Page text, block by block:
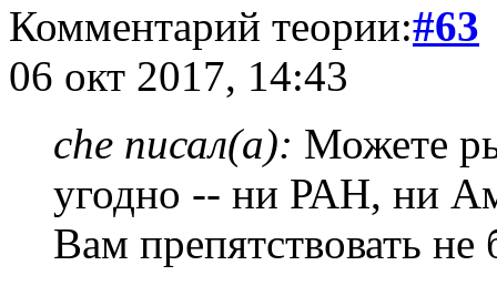
Комментарий теории:#63
06 окт 2017, 14:43
che писал(а): Можете
угодно -- ни РАН, ни
Вам препятствовать не